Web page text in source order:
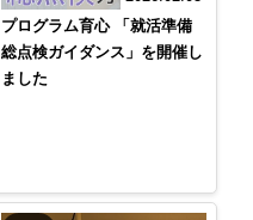
プログラム育心 「就活準備
総点検ガイダンス」を開催し
ました